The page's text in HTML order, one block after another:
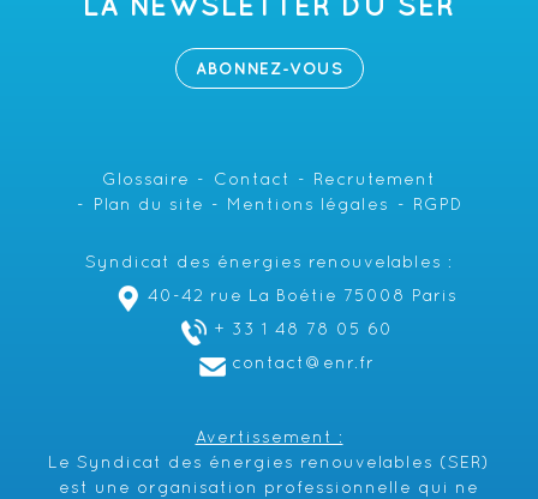
LA NEWSLETTER DU SER
ABONNEZ-VOUS
Glossaire Contact
Recrutement
Plan du site
Mentions légales RGPD
Syndicat des énergies renouvelables :
40-42 rue La Boétie 75008 Paris
+ 33 1 48 78 05 60
contact@enr.fr
Avertissement :
Le Syndicat des énergies renouvelables (SER)
est une organisation professionnelle qui ne